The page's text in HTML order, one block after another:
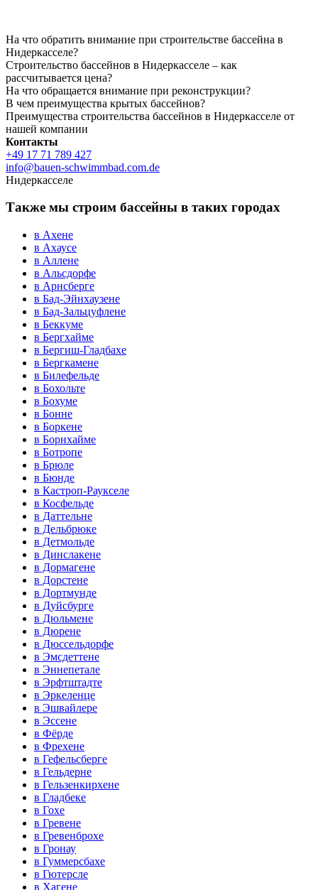
На что обратить внимание при строительстве бассейна в
Нидеркасселе?
Строительство бассейнов в Нидеркасселе – как
рассчитывается цена?
На что обращается внимание при реконструкции?
В чем преимущества крытых бассейнов?
Преимущества строительства бассейнов в Нидеркасселе от
нашей компании
Контакты
+49 17 71 789 427
info@bauen-schwimmbad.com.de
Нидеркасселе
Также мы строим бассейны в таких городах
в Ахене
в Ахаусе
в Аллене
в Альсдорфе
в Арнсберге
в Бад-Эйнхаузене
в Бад-Зальцуфлене
в Беккуме
в Бергхайме
в Бергиш-Гладбахе
в Бергкамене
в Билефельде
в Бохольте
в Бохуме
в Бонне
в Боркене
в Борнхайме
в Ботропе
в Брюле
в Бюнде
в Кастроп-Раукселе
в Косфельде
в Даттельне
в Дельбрюке
в Детмольде
в Динслакене
в Дормагене
в Дорстене
в Дортмунде
в Дуйсбурге
в Дюльмене
в Дюрене
в Дюссельдорфе
в Эмсдеттене
в Эннепетале
в Эрфтштадте
в Эркеленце
в Эшвайлере
в Эссене
в Фёрде
в Фрехене
в Гефельсберге
в Гельдерне
в Гельзенкирхене
в Гладбеке
в Гохе
в Гревене
в Гревенброхе
в Гронау
в Гуммерсбахе
в Гютерсле
в Хагене